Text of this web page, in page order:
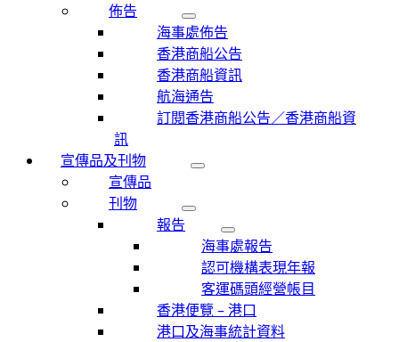
佈告
海事處佈告
香港商船公告
香港商船資訊
航海通告
訂閱香港商船公告／香港商船資
訊
宣傳品及刊物
宣傳品
刊物
報告
海事處報告
認可機構表現年報
客運碼頭經營帳目
香港便覽 – 港口
港口及海事統計資料